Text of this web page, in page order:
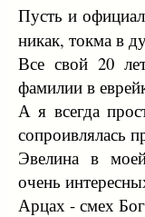
Пусть и
никак, токма в
Все свой 20
фамилии в
А я всегда
сопроивлялась
Эвелина в
очень
Арцах - смех